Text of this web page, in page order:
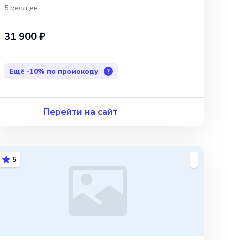
5 месяцев
31 900 ₽
Ещё -10% по промокоду ?
Перейти на сайт
5